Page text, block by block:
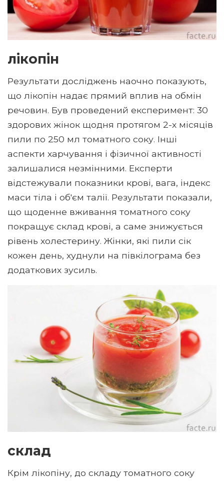
лікопін
Результати досліджень наочно показують,
що лікопін надає прямий вплив на обмін
речовин. Був проведений експеримент: 30
здорових жінок щодня протягом 2-х місяців
пили по 250 мл томатного соку. Інші
аспекти харчування і фізичної активності
залишалися незмінними. Експерти
відстежували показники крові, вага, індекс
маси тіла і об'єм талії. Результати показали,
що щоденне вживання томатного соку
покращує склад крові, а саме знижується
рівень холестерину. Жінки, які пили сік
кожен день, худнули на півкілограма без
додаткових зусиль.
склад
Крім лікопіну, до складу томатного соку